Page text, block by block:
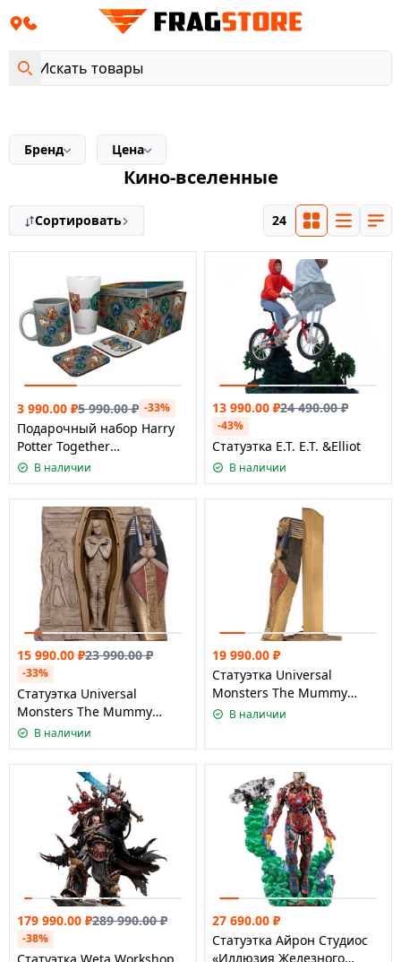
Бренд Цена
Кино-вселенные
Сортировать 24
3 990.00 ₽5 990.00₽ -33%
Подарочный набор Harry
Potter Together
Стакан+Кружка+Подстаканники
В наличии
13 990.00 ₽24 490.00₽
-43%
Статуэтка E.T. E.T. &Elliot
В наличии
15 990.00 ₽23 990.00₽
-33%
Статуэтка Universal
Monsters The Mummy
Deluxe
В наличии
19 990.00 ₽
Статуэтка Universal
Monsters The Mummy
Regular
В наличии
179 990.00 ₽289 990.00₽
-38%
27 690.00 ₽
Статуэтка Айрон Студиос
«Иллюзия Железного